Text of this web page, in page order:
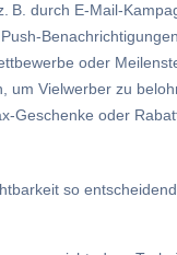
B. durch E-Mail-
oder
um Vielwerber zu
Geschenke oder
so